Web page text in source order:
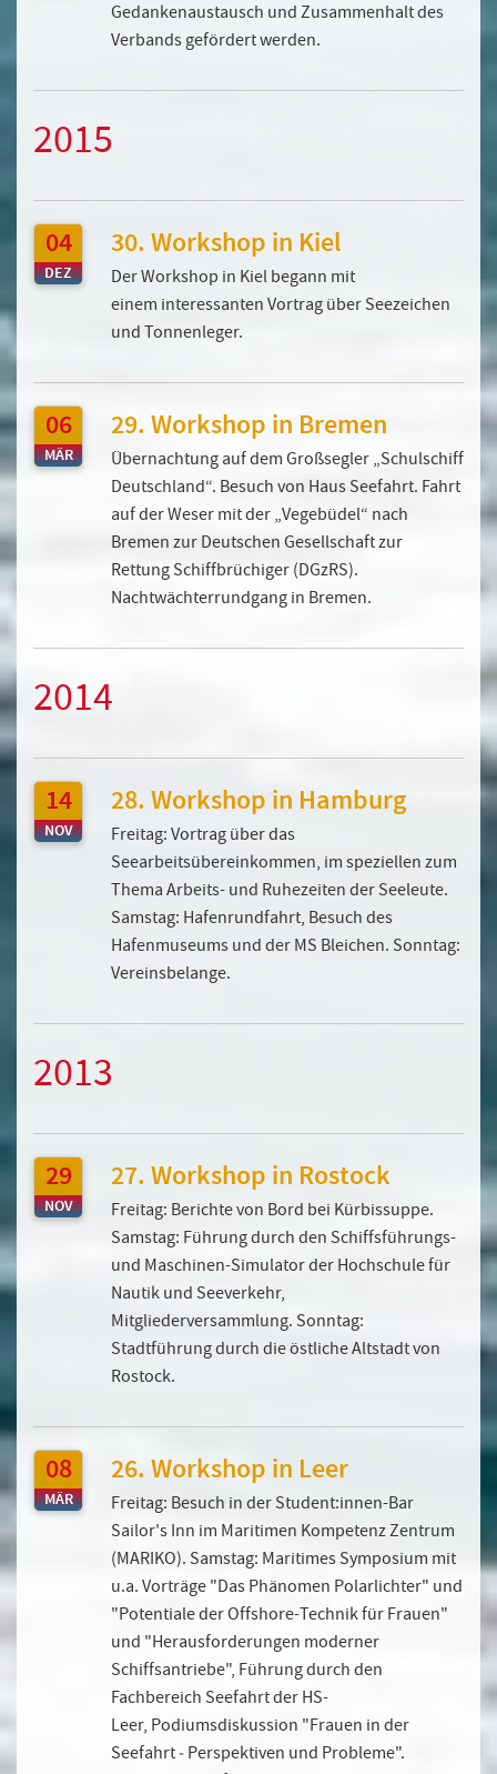
Gedankenaustausch und Zusammenhalt des
Verbands gefördert werden.
2015
04
DEZ
30. Workshop in Kiel
Der Workshop in Kiel begann mit
einem interessanten Vortrag über Seezeichen
und Tonnenleger.
06
MÄR
29. Workshop in Bremen
Übernachtung auf dem Großsegler „Schulschiff
Deutschland“. Besuch von Haus Seefahrt. Fahrt
auf der Weser mit der „Vegebüdel“ nach
Bremen zur Deutschen Gesellschaft zur
Rettung Schiffbrüchiger (DGzRS).
Nachtwächterrundgang in Bremen.
2014
14
NOV
28. Workshop in Hamburg
Freitag: Vortrag über das
Seearbeitsübereinkommen, im speziellen zum
Thema Arbeits- und Ruhezeiten der Seeleute.
Samstag: Hafenrundfahrt, Besuch des
Hafenmuseums und der MS Bleichen. Sonntag:
Vereinsbelange.
2013
29
NOV
27. Workshop in Rostock
Freitag: Berichte von Bord bei Kürbissuppe.
Samstag: Führung durch den Schiffsführungs-
und Maschinen-Simulator der Hochschule für
Nautik und Seeverkehr,
Mitgliederversammlung. Sonntag:
Stadtführung durch die östliche Altstadt von
Rostock.
08
MÄR
26. Workshop in Leer
Freitag: Besuch in der Student:innen-Bar
Sailor's Inn im Maritimen Kompetenz Zentrum
(MARIKO). Samstag: Maritimes Symposium mit
u.a. Vorträge "Das Phänomen Polarlichter" und
"Potentiale der Offshore-Technik für Frauen"
und "Herausforderungen moderner
Schiffsantriebe", Führung durch den
Fachbereich Seefahrt der HS-
Leer, Podiumsdiskussion "Frauen in der
Seefahrt ‐ Perspektiven und Probleme".